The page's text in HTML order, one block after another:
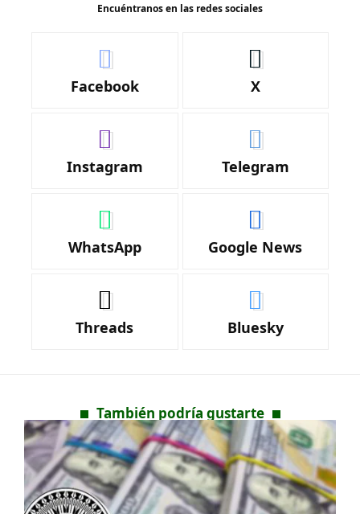
Encuéntranos en las redes sociales
Facebook X
Instagram Telegram
WhatsApp Google News
Threads Bluesky
También podría gustarte